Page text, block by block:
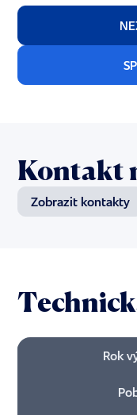
Kontakt
Zobrazit kontakty
Rok